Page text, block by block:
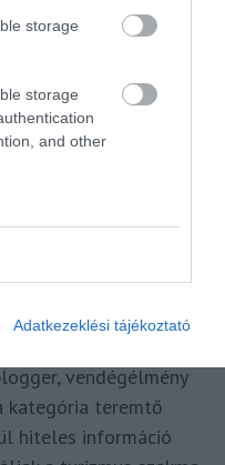
storage
storage
and other
Adatkezeklési tájékoztató
STRAND SZAKMAI CIKKEK
WELLNESS WIZZAIR
vendégélmény
kategória teremtő
hiteles információ